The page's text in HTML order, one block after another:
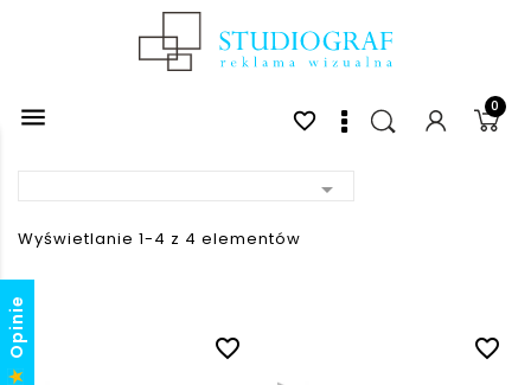
 0
favorite_border

Wyświetlanie 1-4 z 4 elementów
favorite_border favorite_border
Opinie